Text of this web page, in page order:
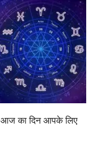
आज का दिन आपके लिए